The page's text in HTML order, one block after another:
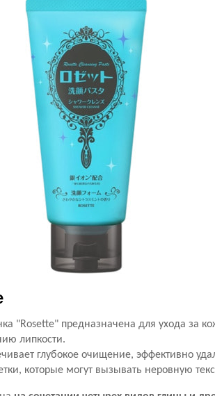
"Rosette" предназначена для ухода за
липкости.
глубокое очищение, эффективно
которые могут вызывать неровную